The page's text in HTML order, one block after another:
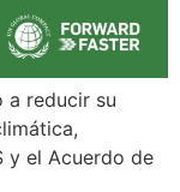
a reducir su
y el Acuerdo de